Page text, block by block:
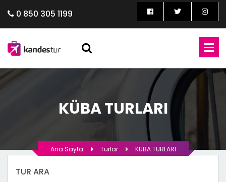
0 850 305 1199
KÜBA TURLARI
Ana Sayfa Turlar KÜBA TURLARI
TUR ARA